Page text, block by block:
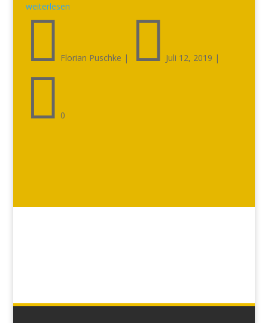
weiterlesen
 Florian Puschke |  Juli 12, 2019 |
 0